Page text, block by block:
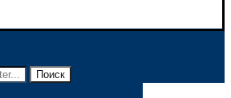
Поиск